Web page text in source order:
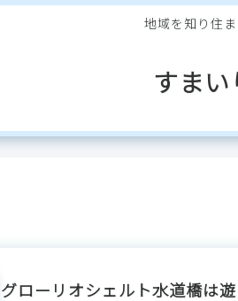
地域を知り住
すまい
グローリオシェルト水道橋は